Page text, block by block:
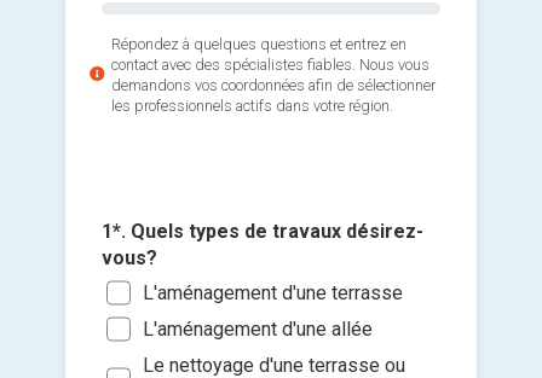
Répondez à quelques questions et entrez en
contact avec des spécialistes fiables. Nous vous
demandons vos coordonnées afin de sélectionner
les professionnels actifs dans votre région.
1*. Quels types de travaux désirez-
vous?
L'aménagement d'une terrasse
L'aménagement d'une allée
Le nettoyage d'une terrasse ou